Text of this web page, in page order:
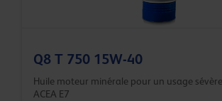
Q8 T 750 15W-40
Huile moteur minérale pour un usage
ACEA E7